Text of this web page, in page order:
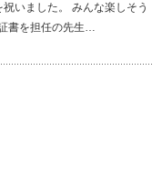
いました。 みんな楽しそう
書を担任の先生…